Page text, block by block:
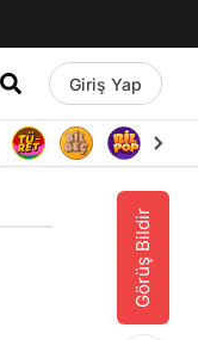
Giriş Yap
Görüş Bildir